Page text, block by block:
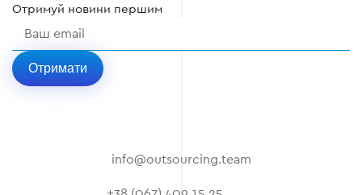
Отримуй новини першим
Отримати
info@outsourcing.team